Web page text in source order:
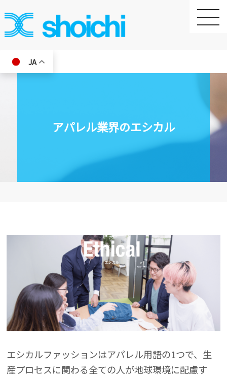
toggle
JA
アパレル業界のエシカル
エシカルファッションはアパレル用語の1つで、生
産プロセスに関わる全ての人が地球環境に配慮す